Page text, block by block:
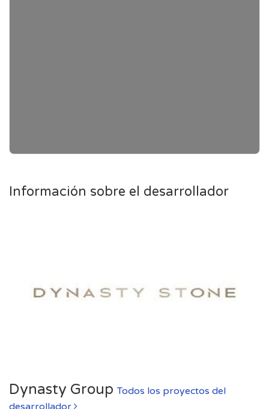
Información sobre el desarrollador
Dynasty GroupTodos los proyectos del
desarrollador